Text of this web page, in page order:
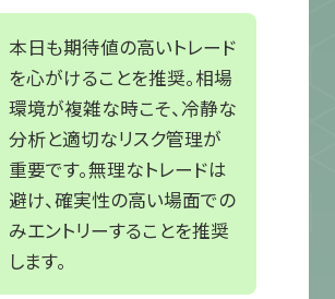
本日も期待値の高いトレード
を心がけることを推奨。相場
環境が複雑な時こそ、冷静な
分析と適切なリスク管理が
重要です。無理なトレードは
避け、確実性の高い場面での
みエントリーすることを推奨
します。